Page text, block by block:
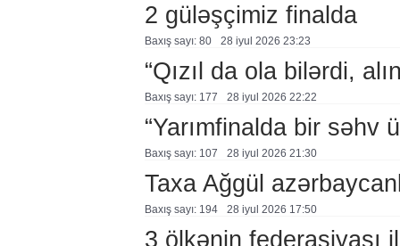
2 güləşçimiz finalda
Baxış sayı: 80 28 i̇yul 2026 23:23
“Qızıl da ola bilərdi,
Baxış sayı: 177 28 i̇yul 2026 22:22
“Yarımfinalda bir səhv
Baxış sayı: 107 28 i̇yul 2026 21:30
Taxa Ağgül
Baxış sayı: 194 28 i̇yul 2026 17:50
3 ölkənin federasiyası